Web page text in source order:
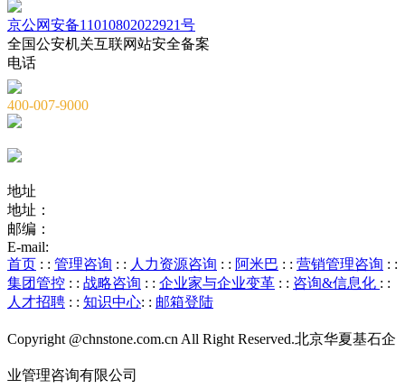
京公网安备11010802022921号
全国公安机关互联网站安全备案
电话
400-007-9000
地址
地址：
邮编：
E-mail:
首页 : : 管理咨询 : : 人力资源咨询 : : 阿米巴 : : 营销管理咨询 : :
集团管控 : : 战略咨询 : : 企业家与企业变革 : : 咨询&信息化 : :
人才招聘 : : 知识中心: : 邮箱登陆
Copyright @chnstone.com.cn All Right Reserved.北京华夏基石企
业管理咨询有限公司